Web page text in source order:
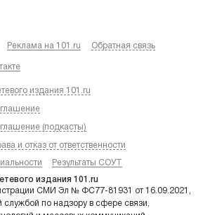
Реклама на 101.ru Обратная связь
издания 101.ru
(подкасты)
и отказ от ответственности
Результаты СОУТ
издания 101.ru
СМИ Эл № ФС77-81931 от 16.09.2021,
по надзору в сфере связи,